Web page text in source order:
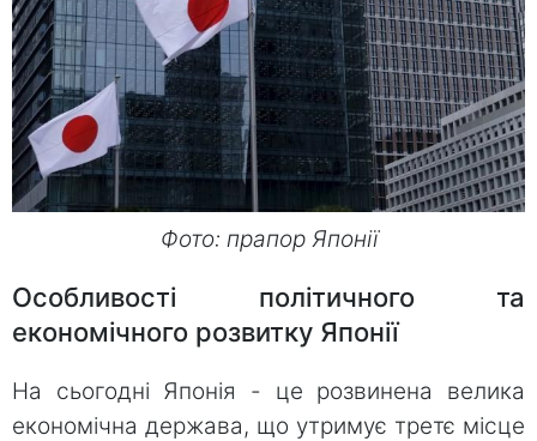
Фото: прапор Японії
Особливості політичного та
економічного розвитку Японії
На сьогодні Японія - це розвинена велика
економічна держава, що утримує третє місце